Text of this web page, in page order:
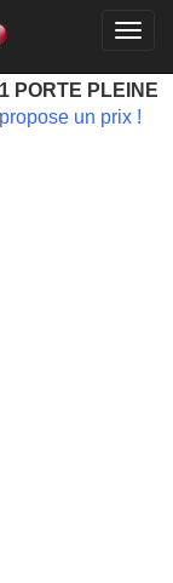
PORTE PLEINE
un prix !